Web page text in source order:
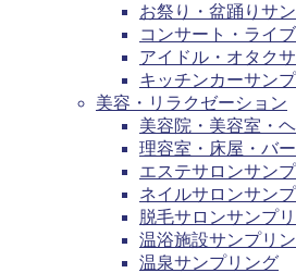
お祭り・盆踊りサ
コンサート・ライ
アイドル・オタク
キッチンカーサン
美容・リラクゼーション
美容院・美容室・
理容室・床屋・バ
エステサロンサン
ネイルサロンサン
脱毛サロンサンプ
温浴施設サンプリ
温泉サンプリング